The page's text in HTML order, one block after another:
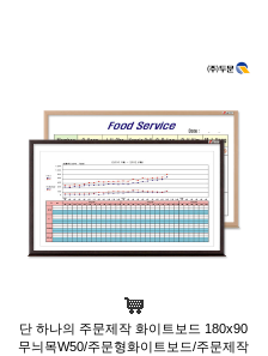
단 하나의 주문제작 화이트보드 180x90
무늬목W50/주문형화이트보드/주문제작